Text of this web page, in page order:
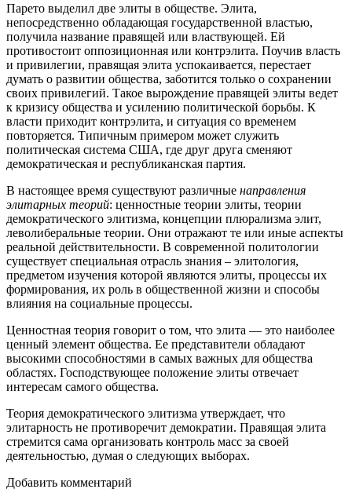
Парето выделил две элиты в обществе. Элита,
непосредственно обладающая государственной властью,
получила название правящей или властвующей. Ей
противостоит оппозиционная или контрэлита. Поучив власть
и привилегии, правящая элита успокаивается, перестает
думать о развитии общества, заботится только о сохранении
своих привилегий. Такое вырождение правящей элиты ведет
к кризису общества и усилению политической борьбы. К
власти приходит контрэлита, и ситуация со временем
повторяется. Типичным примером может служить
политическая система США, где друг друга сменяют
демократическая и республиканская партия.
В настоящее время существуют различные направления
элитарных теорий: ценностные теории элиты, теории
демократического элитизма, концепции плюрализма элит,
леволиберальные теории. Они отражают те или иные аспекты
реальной действительности. В современной политологии
существует специальная отрасль знания – элитология,
предметом изучения которой являются элиты, процессы их
формирования, их роль в общественной жизни и способы
влияния на социальные процессы.
Ценностная теория говорит о том, что элита — это наиболее
ценный элемент общества. Ее представители обладают
высокими способностями в самых важных для общества
областях. Господствующее положение элиты отвечает
интересам самого общества.
Теория демократического элитизма утверждает, что
элитарность не противоречит демократии. Правящая элита
стремится сама организовать контроль масс за своей
деятельностью, думая о следующих выборах.
Добавить комментарий